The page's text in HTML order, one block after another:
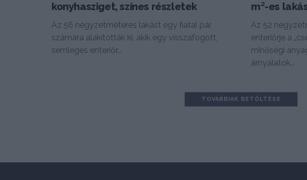
konyhasziget, színes részletek
Az 56 négyzetméteres lakást egy fiatal pár
számára alakították ki, akik egy visszafogott,
semleges enteriőr...
m²-es
Az 52
enteriőrje a
minőségi
árnyalatok...
TOVÁBBIAK BETÖLTÉSE